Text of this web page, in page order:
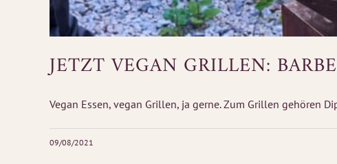
JETZT VEGAN GRILLEN:
Vegan Essen, vegan Grillen, ja gerne. Zum Grillen gehören
09/08/2021